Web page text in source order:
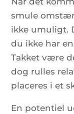
smule
ikke umuligt.
du ikke har
Takket være
dog rulles
placeres i et
En potentiel